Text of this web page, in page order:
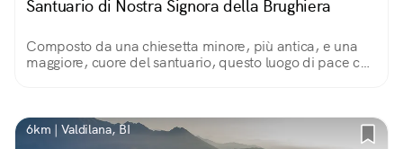
Santuario di Nostra Signora della Brughiera
Composto da una chiesetta minore, più antica, e una
maggiore, cuore del santuario, questo luogo di pace che
6km | Valdilana, BI